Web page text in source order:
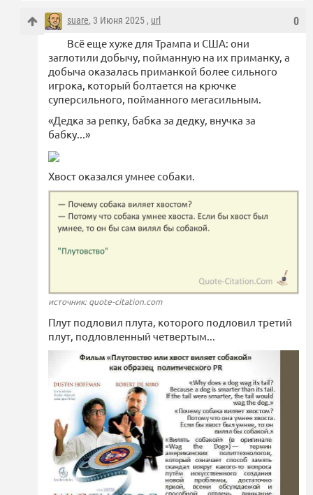
0
suare, 3 Июня 2025 , url
Всё еще хуже для Трампа и США: они
заглотили добычу, пойманную на их приманку, а
добыча оказалась приманкой более сильного
игрока, который болтается на крючке
суперсильного, пойманного мегасильным.
«Дедка за репку, бабка за дедку, внучка за
бабку...»
Хвост оказался умнее собаки.
источник: quote-citation.com
Плут подловил плута, которого подловил третий
плут, подловленный четвертым...